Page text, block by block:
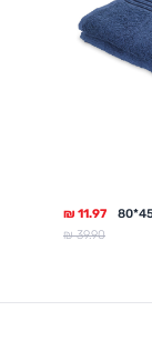
מחיר מלא
39.90 ₪